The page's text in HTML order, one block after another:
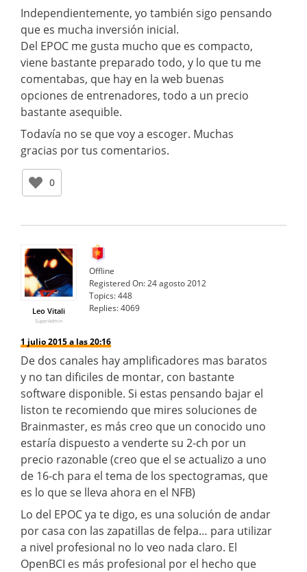
Independientemente, yo también sigo pensando
que es mucha inversión inicial.
Del EPOC me gusta mucho que es compacto,
viene bastante preparado todo, y lo que tu me
comentabas, que hay en la web buenas
opciones de entrenadores, todo a un precio
bastante asequible.
Todavía no se que voy a escoger. Muchas
gracias por tus comentarios.
0
Leo Vitali
SuperAdmin
Offline
Registered On:24 agosto 2012
Topics:448
Replies:4069
1 julio 2015 a las 20:16
De dos canales hay amplificadores mas baratos
y no tan dificiles de montar, con bastante
software disponible. Si estas pensando bajar el
liston te recomiendo que mires soluciones de
Brainmaster, es más creo que un conocido uno
estaría dispuesto a venderte su 2-ch por un
precio razonable (creo que el se actualizo a uno
de 16-ch para el tema de los spectogramas, que
es lo que se lleva ahora en el NFB)
Lo del EPOC ya te digo, es una solución de andar
por casa con las zapatillas de felpa… para utilizar
a nivel profesional no lo veo nada claro. El
OpenBCI es más profesional por el hecho que